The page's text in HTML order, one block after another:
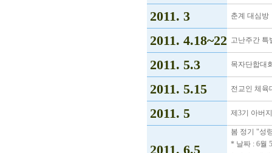
2011. 3 춘계 대심방
2011. 4.18~22 고난주간 특
2011. 5.3 목자단합대
2011. 5.15 전교인 체육
2011. 5 제3기 아버
2011. 6.5
봄 정기 "성
* 날짜 : 6월